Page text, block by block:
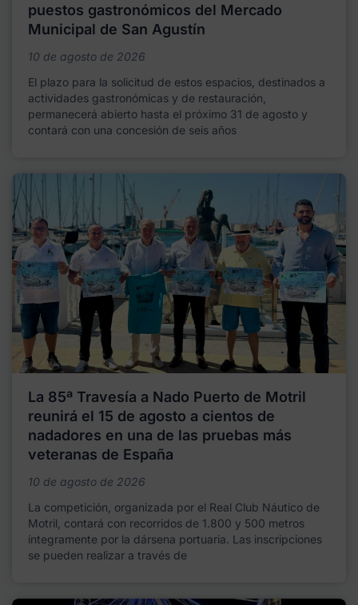
puestos gastronómicos del Mercado
Municipal de San Agustín
10 de agosto de 2026
El plazo para la solicitud de estos espacios, destinados a
actividades gastronómicas y de restauración,
permanecerá abierto hasta el próximo 31 de agosto y
contará con una concesión de seis años
La 85ª Travesía a Nado Puerto de Motril
reunirá el 15 de agosto a cientos de
nadadores en una de las pruebas más
veteranas de España
10 de agosto de 2026
La competición, organizada por el Real Club Náutico de
Motril, contará con recorridos de 1.800 y 500 metros
íntegramente por la dársena portuaria. Las inscripciones
se pueden realizar a través de